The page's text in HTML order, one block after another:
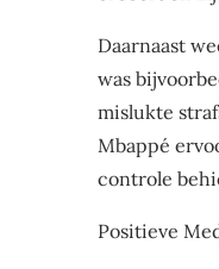
Daarnaast
was
mislukte
Mbappé
controle
Positieve